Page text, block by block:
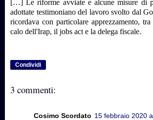
[…] Le riforme avviate e alcune misure di
adottate testimoniano del lavoro svolto dal
ricordava con particolare apprezzamento,
calo dell'Irap, il jobs act e la delega fiscale.
Condividi
3 commenti:
Cosimo Scordato 15 febbraio 2020